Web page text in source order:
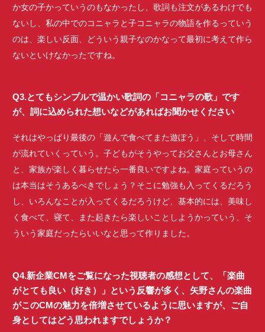
か女の子かっていうのもなかったし、歌詞も注文があるわけでも
ないし、私の中でのコニャラと子コニャラの物語を作るっていう
のは、楽しい反面、どういう親子なのかなって最初に考えて作ら
ないといけなかったですね。
Q3.とてもシンプルで温かい歌詞の「コニャラの歌」です
が、詞に込められた想いなどがあればお聞かせください
それはやっぱり最後の「遊んで食べてまた遊ぼう」、そして時間
が流れていくっていう。子どもがそうやってお父さんとお母さん
と、家族が楽しく暮らせたら一番良いですよね。家庭っていうの
は本当はそうあるべきでしょう？そこに勉強も入ってくるだろう
し、いろんなことが入ってくるだろうけど、基本的には、美味し
く食べて、寝て、また起きたら楽しいことしようかっていう、そ
ういう家庭だったらいいなと思って作りました。
Q4.新企業CMをご覧になった視聴者の感想として、「楽曲
がとても良い（好き）」という反響が多く、矢野さんの楽曲
がこのCMの魅力を倍増させているように思いますが、ご自
身としてはどう思われますでしょうか？